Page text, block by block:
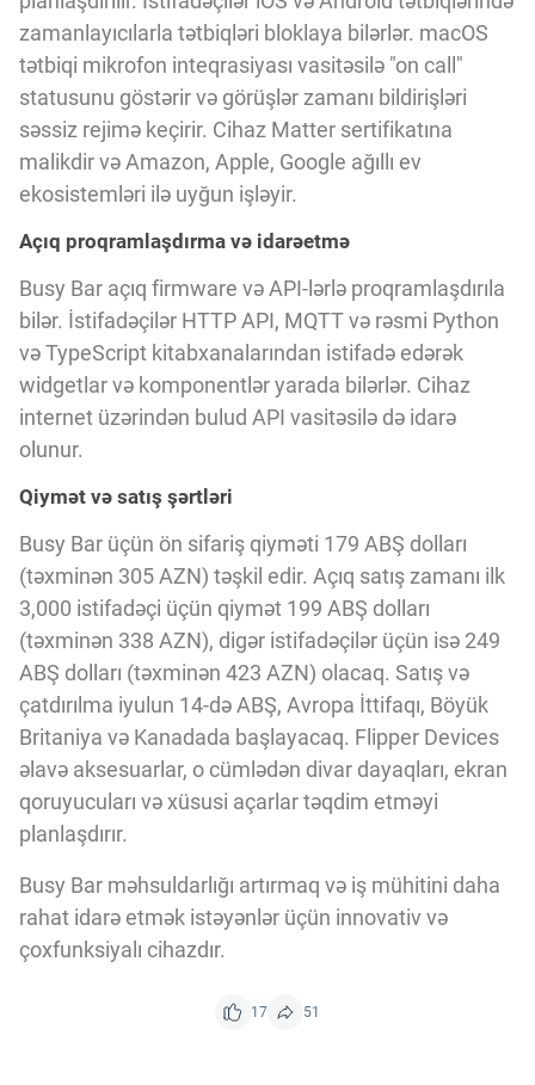
zamanlayıcılarla tətbiqləri bloklaya bilərlər. macOS
tətbiqi mikrofon inteqrasiyası vasitəsilə "on call"
statusunu göstərir və görüşlər zamanı bildirişləri
səssiz rejimə keçirir. Cihaz Matter sertifikatına
malikdir və Amazon, Apple, Google ağıllı ev
ekosistemləri ilə uyğun işləyir.
Açıq proqramlaşdırma və idarəetmə
Busy Bar açıq firmware və API-lərlə proqramlaşdırıla
bilər. İstifadəçilər HTTP API, MQTT və rəsmi Python
və TypeScript kitabxanalarından istifadə edərək
widgetlar və komponentlər yarada bilərlər. Cihaz
internet üzərindən bulud API vasitəsilə də idarə
olunur.
Qiymət və satış şərtləri
Busy Bar üçün ön sifariş qiyməti 179 ABŞ dolları
(təxminən 305 AZN) təşkil edir. Açıq satış zamanı ilk
3,000 istifadəçi üçün qiymət 199 ABŞ dolları
(təxminən 338 AZN), digər istifadəçilər üçün isə 249
ABŞ dolları (təxminən 423 AZN) olacaq. Satış və
çatdırılma iyulun 14-də ABŞ, Avropa İttifaqı, Böyük
Britaniya və Kanadada başlayacaq. Flipper Devices
əlavə aksesuarlar, o cümlədən divar dayaqları, ekran
qoruyucuları və xüsusi açarlar təqdim etməyi
planlaşdırır.
Busy Bar məhsuldarlığı artırmaq və iş mühitini daha
rahat idarə etmək istəyənlər üçün innovativ və
çoxfunksiyalı cihazdır.
17 51